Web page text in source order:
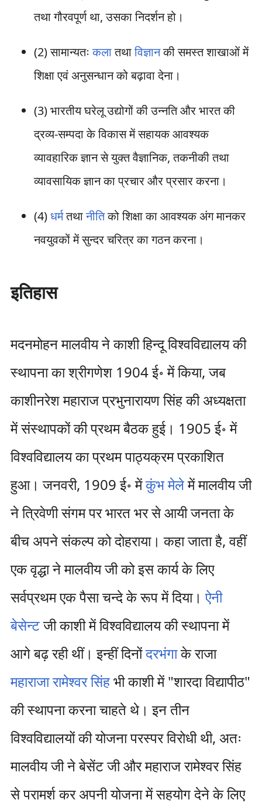
तथा गौरवपूर्ण था, उसका निदर्शन हो।
(2) सामान्यतःकलातथाविज्ञानकी समस्त शाखाओं में
शिक्षा एवं अनुसन्धान को बढ़ावा देना।
(3) भारतीय घरेलू उद्योगों की उन्नति और भारत की
द्रव्य-सम्पदा के विकास में सहायक आवश्यक
व्यावहारिक ज्ञान से युक्त वैज्ञानिक, तकनीकी तथा
व्यावसायिक ज्ञान का प्रचार और प्रसार करना।
(4)धर्मतथानीतिको शिक्षा का आवश्यक अंग मानकर
नवयुवकों में सुन्दर चरित्र का गठन करना।
इतिहास
मदनमोहन मालवीय ने काशी हिन्दू विश्वविद्यालय की
स्थापना का श्रीगणेश 1904 ई॰ में किया, जब
काशीनरेश महाराज प्रभुनारायण सिंह की अध्यक्षता
में संस्थापकों की प्रथम बैठक हुई। 1905 ई॰ में
विश्वविद्यालय का प्रथम पाठ्यक्रम प्रकाशित
हुआ। जनवरी, 1909 ई॰ मेंकुंभ मेलेमें मालवीय जी
ने त्रिवेणी संगम पर भारत भर से आयी जनता के
बीच अपने संकल्प को दोहराया। कहा जाता है, वहीं
एक वृद्धा ने मालवीय जी को इस कार्य के लिए
सर्वप्रथम एक पैसा चन्दे के रूप में दिया।ऐनी
बेसेन्टजी काशी में विश्वविद्यालय की स्थापना में
आगे बढ़ रही थीं। इन्हीं दिनोंदरभंगाके राजा
महाराजा रामेश्वर सिंहभी काशी में "शारदा विद्यापीठ"
की स्थापना करना चाहते थे। इन तीन
विश्वविद्यालयों की योजना परस्पर विरोधी थी, अतः
मालवीय जी ने बेसेंट जी और महाराज रामेश्वर सिंह
से परामर्श कर अपनी योजना में सहयोग देने के लिए